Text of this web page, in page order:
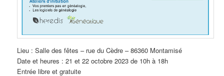
Lieu : Salle des fêtes – rue du Cèdre – 86360 Montamisé
Date et heures : 21 et 22 octobre 2023 de 10h à 18h
Entrée libre et gratuite